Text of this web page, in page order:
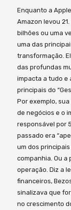
Enquanto a
Amazon levou
bilhões ou uma
uma das
transformação.
das profundas
impacta a tudo e
principais do
Por exemplo,
de negócios e o
responsável por
passado era
um dos
companhia. Ou a
operação. Diz a
financeiros,
sinalizava que
no crescimento